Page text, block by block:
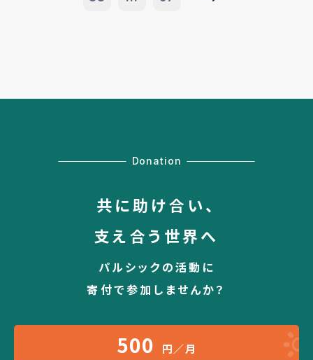
Donation
共に助け合い、
支え合う世界へ
パルシックの活動に
寄付で参加しませんか？
500 円／月